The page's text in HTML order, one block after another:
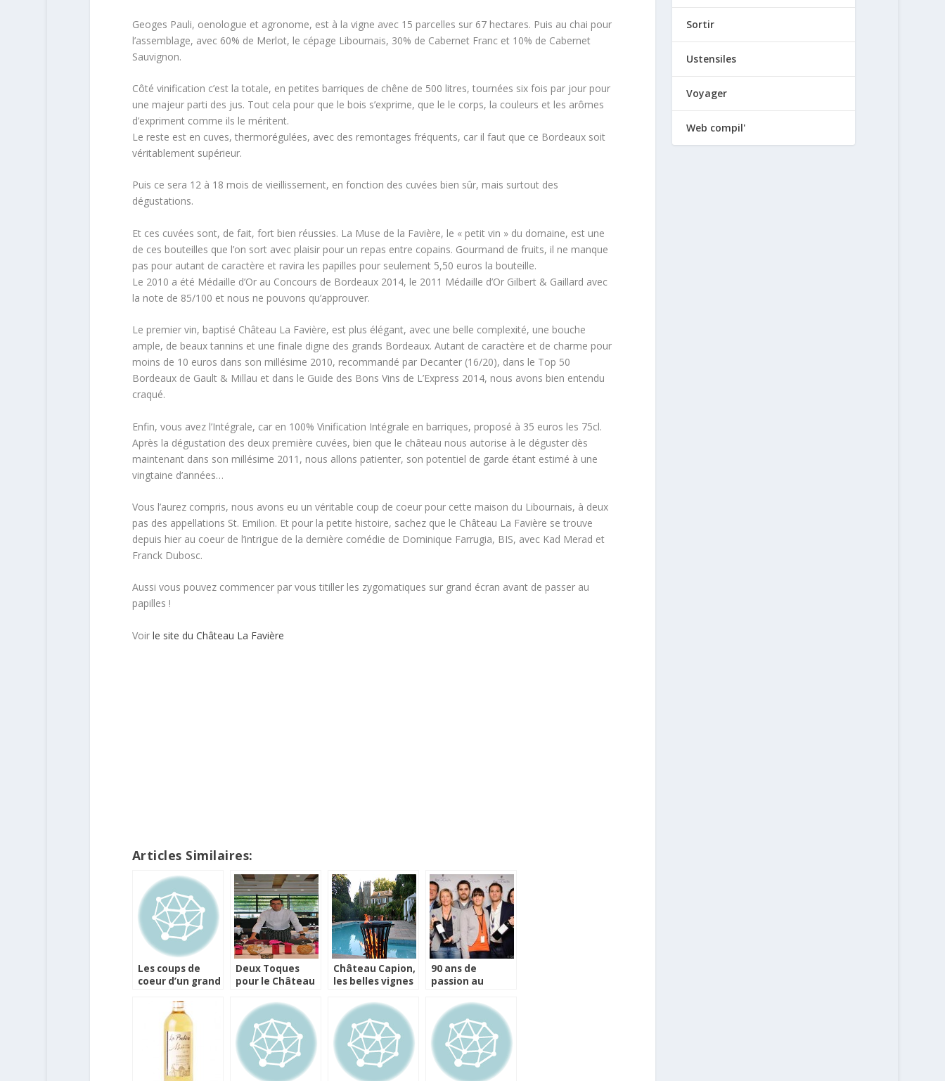
Geoges Pauli, oenologue et agronome, est à la vigne avec 15 parcelles sur 67 hectares. Puis au chai pour
l’assemblage, avec 60% de Merlot, le cépage Libournais, 30% de Cabernet Franc et 10% de Cabernet
Sauvignon.
Côté vinification c’est la totale, en petites barriques de chêne de 500 litres, tournées six fois par jour pour
une majeur parti des jus. Tout cela pour que le bois s’exprime, que le le corps, la couleurs et les arômes
d’expriment comme ils le méritent.
Le reste est en cuves, thermorégulées, avec des remontages fréquents, car il faut que ce Bordeaux soit
véritablement supérieur.
Puis ce sera 12 à 18 mois de vieillissement, en fonction des cuvées bien sûr, mais surtout des
dégustations.
Et ces cuvées sont, de fait, fort bien réussies. La Muse de la Favière, le « petit vin » du domaine, est une
de ces bouteilles que l’on sort avec plaisir pour un repas entre copains. Gourmand de fruits, il ne manque
pas pour autant de caractère et ravira les papilles pour seulement 5,50 euros la bouteille.
Le 2010 a été Médaille d’Or au Concours de Bordeaux 2014, le 2011 Médaille d’Or Gilbert & Gaillard avec
la note de 85/100 et nous ne pouvons qu’approuver.
Le premier vin, baptisé Château La Favière, est plus élégant, avec une belle complexité, une bouche
ample, de beaux tannins et une finale digne des grands Bordeaux. Autant de caractère et de charme pour
moins de 10 euros dans son millésime 2010, recommandé par Decanter (16/20), dans le Top 50
Bordeaux de Gault & Millau et dans le Guide des Bons Vins de L’Express 2014, nous avons bien entendu
craqué.
Enfin, vous avez l’Intégrale, car en 100% Vinification Intégrale en barriques, proposé à 35 euros les 75cl.
Après la dégustation des deux première cuvées, bien que le château nous autorise à le déguster dès
maintenant dans son millésime 2011, nous allons patienter, son potentiel de garde étant estimé à une
vingtaine d’années…
Vous l’aurez compris, nous avons eu un véritable coup de coeur pour cette maison du Libournais, à deux
pas des appellations St. Emilion. Et pour la petite histoire, sachez que le Château La Favière se trouve
depuis hier au coeur de l’intrigue de la dernière comédie de Dominique Farrugia, BIS, avec Kad Merad et
Franck Dubosc.
Aussi vous pouvez commencer par vous titiller les zygomatiques sur grand écran avant de passer au
papilles !
Voir le site du Château La Favière
Articles Similaires:
Les coups de
coeur d’un grand
Tasting 2014
Deux Toques
pour le Château
Château Capion,
les belles vignes
Languedoc chez
Philippe Faure-
Brac
90 ans de
passion au
Calon
Sortir
Ustensiles
Voyager
Web compil'